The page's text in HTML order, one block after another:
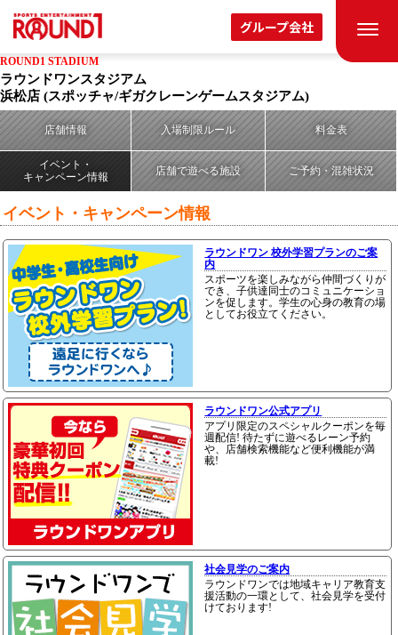
グループ会社
ROUND1 STADIUM
ラウンドワンスタジアム
浜松店 (スポッチャ/ギガクレーンゲームスタジアム)
店舗情報 入場制限ルール 料金表
イベント・
キャンペーン情報
店舗で遊べる施設 ご予約・混雑状況
イベント・キャンペーン情報
ラウンドワン 校外学習プランのご案
内
スポーツを楽しみながら仲間づくりが
でき、子供達同士のコミュニケーショ
ンを促します。学生の心身の教育の場
としてお役立てください。
ラウンドワン公式アプリ
アプリ限定のスペシャルクーポンを毎
週配信! 待たずに遊べるレーン予約
や、店舗検索機能など便利機能が満
載!
社会見学のご案内
ラウンドワンでは地域キャリア教育支
援活動の一環として、社会見学を受付
けております!